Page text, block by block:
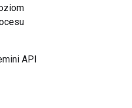
API